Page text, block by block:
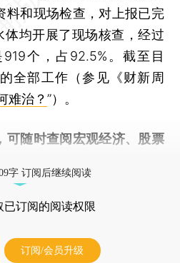
料和现场检查，对上报已完
均开展了现场核查，经过
个，占92.5%。截至目
全部工作（参见《财新周
难治？”）。
，可随时查阅宏观经济、股票
字 订阅后继续阅读
已订阅的阅读权限
订阅/会员升级